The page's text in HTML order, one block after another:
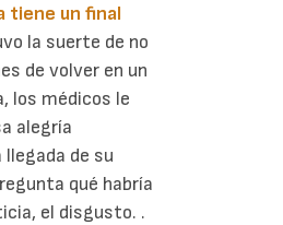
tiene un final
la suerte de no
de volver en un
los médicos le
alegría
de su
qué habría
el disgusto. .